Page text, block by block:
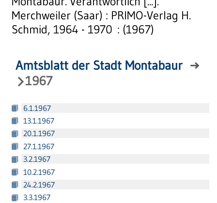
Merchweiler (Saar) : PRIMO-Verlag H.
Schmid, 1964 - 1970 : (1967)
Amtsblatt der Stadt Montabaur →
1967
6.1.1967
13.1.1967
20.1.1967
27.1.1967
3.2.1967
10.2.1967
24.2.1967
3.3.1967